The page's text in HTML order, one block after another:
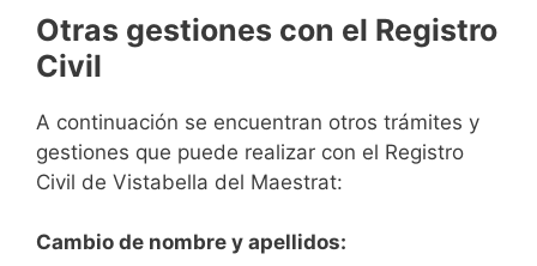
Otras gestiones con el Registro
Civil
A continuación se encuentran otros trámites y
gestiones que puede realizar con el Registro
Civil de Vistabella del Maestrat:
Cambio de nombre y apellidos: